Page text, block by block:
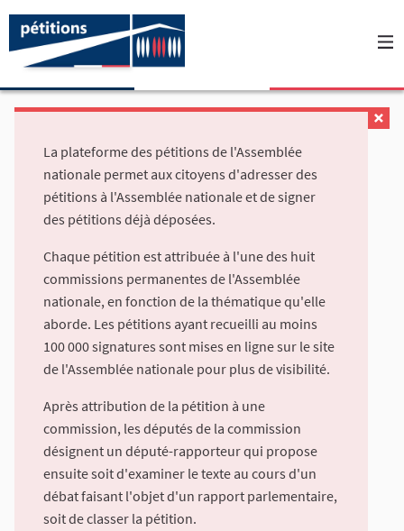
La plateforme des pétitions de l'Assemblée
nationale permet aux citoyens d'adresser des
pétitions à l'Assemblée nationale et de signer
des pétitions déjà déposées.
Chaque pétition est attribuée à l'une des huit
commissions permanentes de l'Assemblée
nationale, en fonction de la thématique qu'elle
aborde. Les pétitions ayant recueilli au moins
100 000 signatures sont mises en ligne sur le site
de l'Assemblée nationale pour plus de visibilité.
Après attribution de la pétition à une
commission, les députés de la commission
désignent un député-rapporteur qui propose
ensuite soit d'examiner le texte au cours d'un
débat faisant l'objet d'un rapport parlementaire,
soit de classer la pétition.